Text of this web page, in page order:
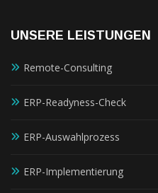
UNSERE LEISTUNGEN
Remote-Consulting
ERP-Readyness-Check
ERP-Auswahlprozess
ERP-Implementierung